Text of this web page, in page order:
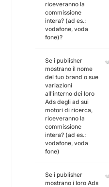
riceveranno la
commissione
intera? (ad es.:
vodafone, voda
fone)?
Se i publisher
mostrano il nome
del tuo brand o sue
variazioni
all'interno dei loro
Ads degli ad sui
motori di ricerca,
riceveranno la
commissione
intera? (ad es.:
vodafone, voda
fone)
Se i publisher
mostrano i loro Ads